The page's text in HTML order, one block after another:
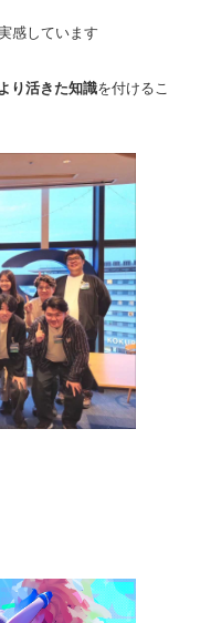
感しています
より活きた知識を付けるこ